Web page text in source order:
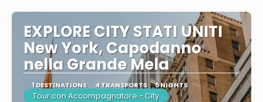
EXPLORE CITY STATI UNITI
New York, Capodanno
nella Grande Mela
1 DESTINATIONS 4 TRANSPORTS 5 NIGHTS
Tour con Accompagnatore - City